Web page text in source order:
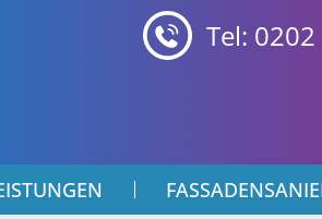
Tel: